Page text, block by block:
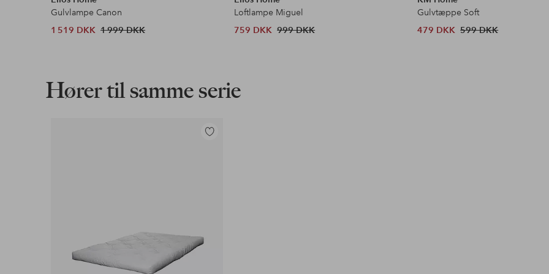
Gulvlampe Canon
1 519 DKK 1 999 DKK
Loftlampe Miguel
759 DKK 999 DKK
Gulvtæppe Soft
479 DKK 599 DKK
Hører til samme serie
Tilføj